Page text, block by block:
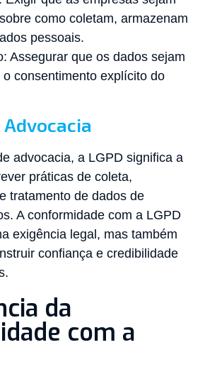
como coletam, armazenam
pessoais.
Assegurar que os dados sejam
consentimento explícito do
advocacia, a LGPD significa a
práticas de coleta,
tratamento de dados de
A conformidade com a LGPD
exigência legal, mas também
confiança e credibilidade
da
com a